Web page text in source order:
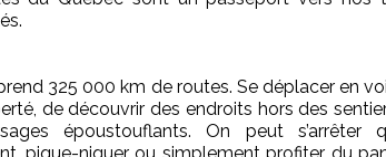
325 000 km de routes. Se déplacer en
de découvrir des endroits hors des
époustouflants. On peut